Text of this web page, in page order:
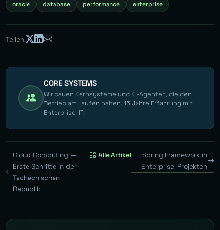
oracle database performance enterprise
Teilen:
CORE SYSTEMS
Wir bauen Kernsysteme und KI-Agenten, die den
Betrieb am Laufen halten. 15 Jahre Erfahrung mit
Enterprise-IT.
Cloud Computing —
Erste Schritte in der
Tschechischen
Republik
Alle Artikel
Spring Framework in
Enterprise-Projekten